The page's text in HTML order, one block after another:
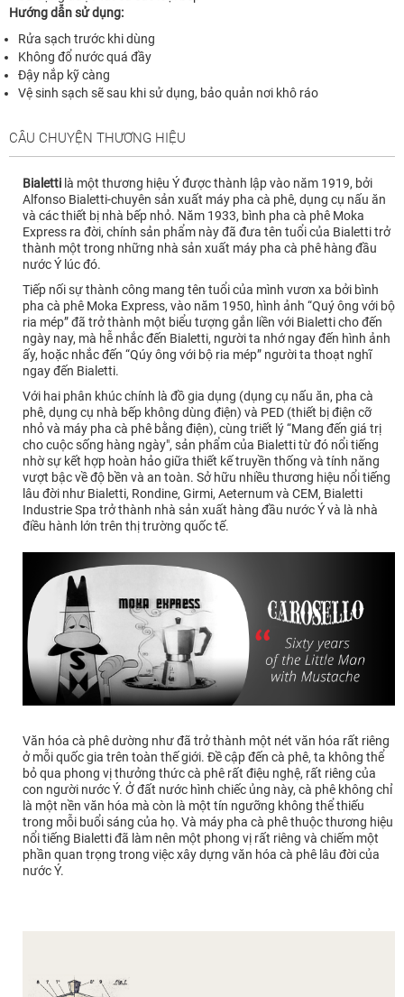
Hướng dẫn sử dụng:
Rửa sạch trước khi dùng
Không đổ nước quá đầy
Đậy nắp kỹ càng
Vệ sinh sạch sẽ sau khi sử dụng, bảo quản nơi khô ráo
CÂU CHUYỆN THƯƠNG HIỆU
Bialetti là một thương hiệu Ý được thành lập vào năm 1919, bởi
Alfonso Bialetti-chuyên sản xuất máy pha cà phê, dụng cụ nấu ăn
và các thiết bị nhà bếp nhỏ. Năm 1933, bình pha cà phê Moka
Express ra đời, chính sản phẩm này đã đưa tên tuổi của Bialetti trở
thành một trong những nhà sản xuất máy pha cà phê hàng đầu
nước Ý lúc đó.
Tiếp nối sự thành công mang tên tuổi của mình vươn xa bởi bình
pha cà phê Moka Express, vào năm 1950, hình ảnh “Quý ông với bộ
ria mép” đã trở thành một biểu tượng gắn liền với Bialetti cho đến
ngày nay, mà hễ nhắc đến Bialetti, người ta nhớ ngay đến hình ảnh
ấy, hoặc nhắc đến “Qúy ông với bộ ria mép” người ta thoạt nghĩ
ngay đến Bialetti.
Với hai phân khúc chính là đồ gia dụng (dụng cụ nấu ăn, pha cà
phê, dụng cụ nhà bếp không dùng điện) và PED (thiết bị điện cỡ
nhỏ và máy pha cà phê bằng điện), cùng triết lý “Mang đến giá trị
cho cuộc sống hàng ngày", sản phẩm của Bialetti từ đó nổi tiếng
nhờ sự kết hợp hoàn hảo giữa thiết kế truyền thống và tính năng
vượt bậc về độ bền và an toàn. Sở hữu nhiều thương hiệu nổi tiếng
lâu đời như Bialetti, Rondine, Girmi, Aeternum và CEM, Bialetti
Industrie Spa trở thành nhà sản xuất hàng đầu nước Ý và là nhà
điều hành lớn trên thị trường quốc tế.
Văn hóa cà phê dường như đã trở thành một nét văn hóa rất riêng
ở mỗi quốc gia trên toàn thế giới. Đề cập đến cà phê, ta không thể
bỏ qua phong vị thưởng thức cà phê rất điệu nghệ, rất riêng của
con người nước Ý. Ở đất nước hình chiếc ủng này, cà phê không chỉ
là một nền văn hóa mà còn là một tín ngưỡng không thể thiếu
trong mỗi buổi sáng của họ. Và máy pha cà phê thuộc thương hiệu
nổi tiếng Bialetti đã làm nên một phong vị rất riêng và chiếm một
phần quan trọng trong việc xây dựng văn hóa cà phê lâu đời của
nước Ý.